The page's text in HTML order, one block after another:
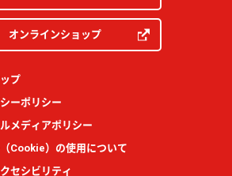
オンラインショップ
プ
ーポリシー
メディアポリシー
Cookie）の使用について
セシビリティ